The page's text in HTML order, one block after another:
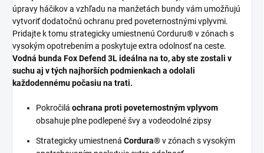
úpravy háčikov a vzhľadu na manžetách bundy vám umožňujú
vytvoriť dodatočnú ochranu pred poveternostnými vplyvmi.
Pridajte k tomu strategicky umiestnenú Corduru® v zónach s
vysokým opotrebením a poskytuje extra odolnosť na ceste.
Vodná bunda Fox Defend 3L ideálna na to, aby ste zostali v
suchu aj v tých najhorších podmienkach a odolali
každodennému počasiu na trati.
Pokročilá ochrana proti poveternostným vplyvom
obsahuje plne podlepené švy a vodeodolné zipsy
Strategicky umiestnená Cordura®v zónach s vysokým